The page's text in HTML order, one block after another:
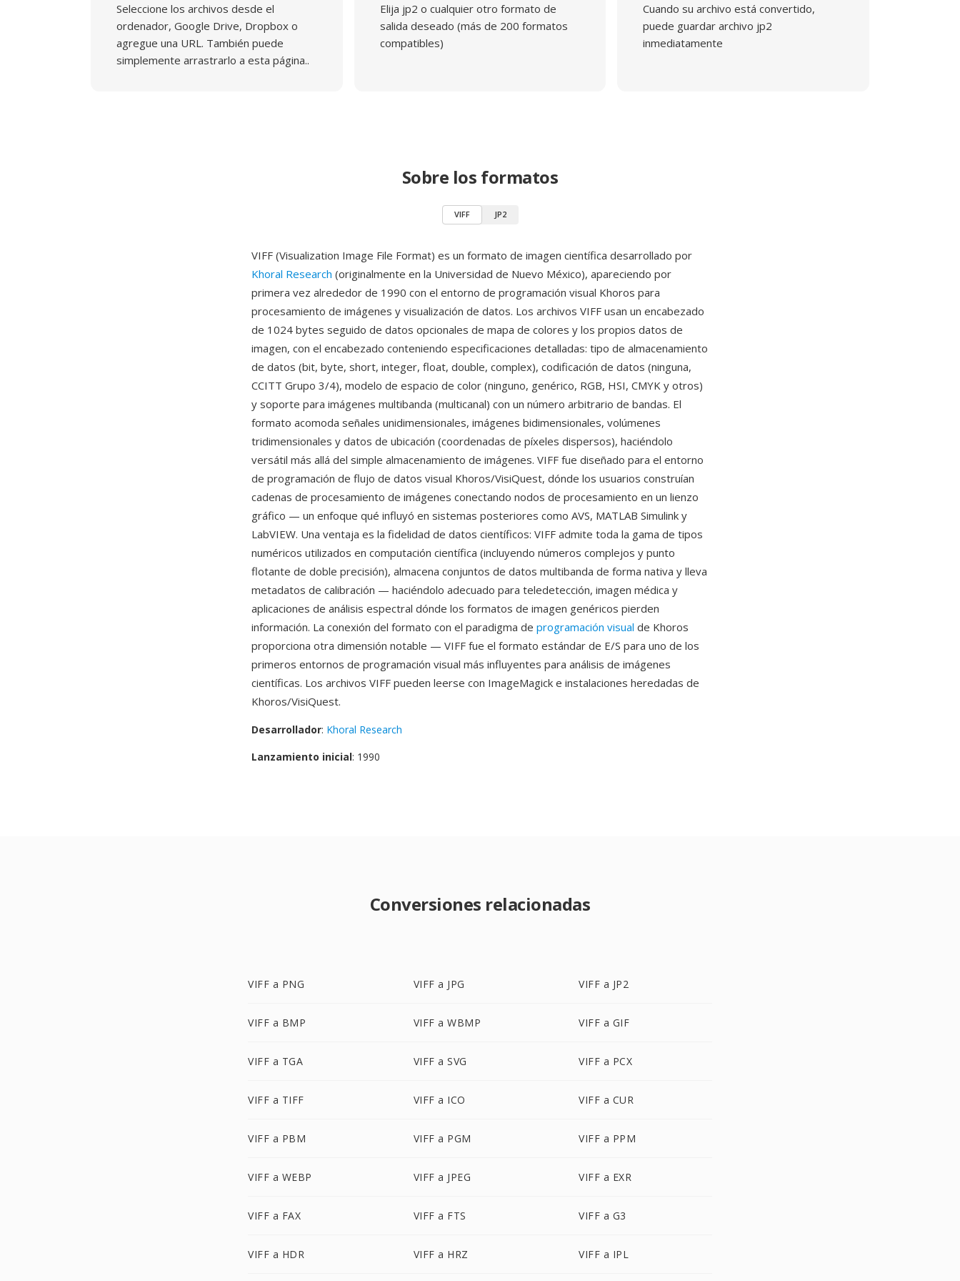
Seleccione los archivos desde el
ordenador, Google Drive, Dropbox o
agregue una URL. También puede
simplemente arrastrarlo a esta página..
Elija jp2 o cualquier otro formato de
salida deseado (más de 200 formatos
compatibles)
Cuando su archivo está convertido,
puede guardar archivo jp2
inmediatamente
Sobre los formatos
VIFF JP2
VIFF (Visualization Image File Format) es un formato de imagen científica desarrollado por
Khoral Research (originalmente en la Universidad de Nuevo México), apareciendo por
primera vez alrededor de 1990 con el entorno de programación visual Khoros para
procesamiento de imágenes y visualización de datos. Los archivos VIFF usan un encabezado
de 1024 bytes seguido de datos opcionales de mapa de colores y los propios datos de
imagen, con el encabezado conteniendo especificaciones detalladas: tipo de almacenamiento
de datos (bit, byte, short, integer, float, double, complex), codificación de datos (ninguna,
CCITT Grupo 3/4), modelo de espacio de color (ninguno, genérico, RGB, HSI, CMYK y otros)
y soporte para imágenes multibanda (multicanal) con un número arbitrario de bandas. El
formato acomoda señales unidimensionales, imágenes bidimensionales, volúmenes
tridimensionales y datos de ubicación (coordenadas de píxeles dispersos), haciéndolo
versátil más allá del simple almacenamiento de imágenes. VIFF fue diseñado para el entorno
de programación de flujo de datos visual Khoros/VisiQuest, dónde los usuarios construían
cadenas de procesamiento de imágenes conectando nodos de procesamiento en un lienzo
gráfico — un enfoque qué influyó en sistemas posteriores como AVS, MATLAB Simulink y
LabVIEW. Una ventaja es la fidelidad de datos científicos: VIFF admite toda la gama de tipos
numéricos utilizados en computación científica (incluyendo números complejos y punto
flotante de doble precisión), almacena conjuntos de datos multibanda de forma nativa y lleva
metadatos de calibración — haciéndolo adecuado para teledetección, imagen médica y
aplicaciones de análisis espectral dónde los formatos de imagen genéricos pierden
información. La conexión del formato con el paradigma de programación visual de Khoros
proporciona otra dimensión notable — VIFF fue el formato estándar de E/S para uno de los
primeros entornos de programación visual más influyentes para análisis de imágenes
científicas. Los archivos VIFF pueden leerse con ImageMagick e instalaciones heredadas de
Khoros/VisiQuest.
Desarrollador: Khoral Research
Lanzamiento inicial: 1990
Conversiones relacionadas
VIFF a PNG VIFF a JPG VIFF a JP2
VIFF a BMP VIFF a WBMP VIFF a GIF
VIFF a TGA VIFF a SVG VIFF a PCX
VIFF a TIFF VIFF a ICO VIFF a CUR
VIFF a PBM VIFF a PGM VIFF a PPM
VIFF a WEBP VIFF a JPEG VIFF a EXR
VIFF a FAX VIFF a FTS VIFF a G3
VIFF a HDR VIFF a HRZ VIFF a IPL